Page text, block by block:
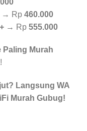
→ Rp 460.000
→ Rp 555.000
Paling Murah
Langsung WA
Murah Gubug!